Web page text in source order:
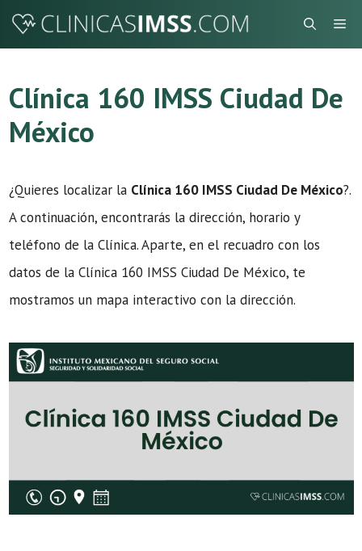
Saltar
Clínica 160 IMSS Ciudad De
México
¿Quieres localizar la Clínica 160 IMSS Ciudad De México?.
A continuación, encontrarás la dirección, horario y
teléfono de la Clínica. Aparte, en el recuadro con los
datos de la Clínica 160 IMSS Ciudad De México, te
mostramos un mapa interactivo con la dirección.